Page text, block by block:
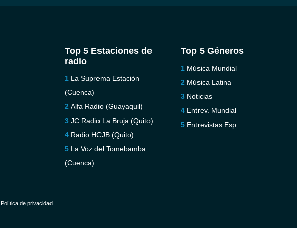
Top 5 Estaciones de
radio
La Suprema Estación
(Cuenca)
Alfa Radio (Guayaquil)
JC Radio La Bruja (Quito)
Radio HCJB (Quito)
La Voz del Tomebamba
(Cuenca)
Top 5 Géneros
Música Mundial
Música Latina
Noticias
Entrev. Mundial
Entrevistas Esp
Política de privacidad